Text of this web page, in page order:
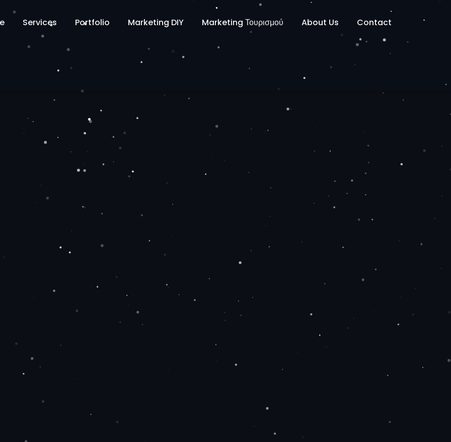
Services Portfolio Marketing DIY Marketing Τουρισμού About Us Contact